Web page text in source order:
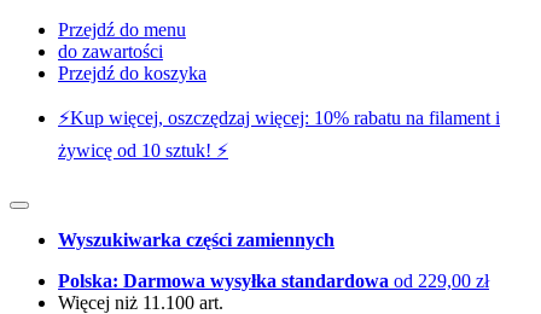
Przejdź do menu
do zawartości
Przejdź do koszyka
⚡️Kup więcej, oszczędzaj więcej: 10% rabatu na filament i
żywicę od 10 sztuk! ⚡️
Wyszukiwarka części zamiennych
Polska: Darmowa wysyłka standardowa od 229,00 zł
Więcej niż 11.100 art.